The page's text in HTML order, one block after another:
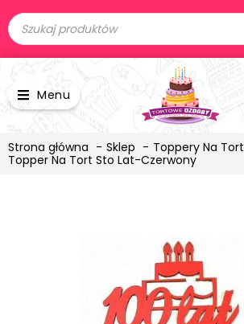
Menu
Strona główna Sklep
Toppery Na Tort
Topper Na Tort Sto Lat-Czerwony